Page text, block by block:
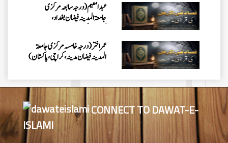
عبدالمقیم (درجہ سابعہ مرکزی
جامعۃالمدینہ فیضان بغداد،
عمر اختر (درجہ خامسہ مرکزی جامعۃ
المدینہ فیضان مدینہ ،کراچی،پاکستان)
محمد وقاص (مرکزی جامعۃ المدینہ
فیضان مدینہ،کراچی ،پاکستان)
محمد سعد عمران (درجہ عالیہ مرکزی
جامعۃ المدینہ فیضانِ مدینہ ،کراچی
CONNECT TO DAWAT-E-
ISLAMI